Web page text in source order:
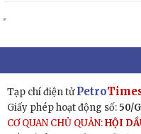
Tạp chí điện tửPetro
Giấy phép hoạt động số: 50/
CƠ QUAN CHỦ QUẢN:HỘI